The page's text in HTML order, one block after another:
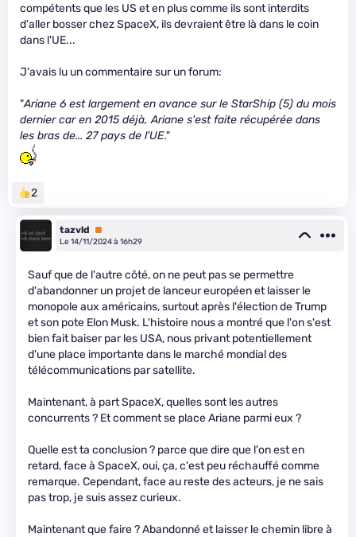
compétents que les US et en plus comme ils sont interdits
d'aller bosser chez SpaceX, ils devraient être là dans le coin
dans l'UE...
J'avais lu un commentaire sur un forum:
"Ariane 6 est largement en avance sur le StarShip (5) du mois
dernier car en 2015 déjà, Ariane s'est faite récupérée dans
les bras de... 27 pays de l'UE."
2
tazvld
Premium
Le 14/11/2024 à 16h29
Sauf que de l'autre côté, on ne peut pas se permettre
d'abandonner un projet de lanceur européen et laisser le
monopole aux américains, surtout après l'élection de Trump
et son pote Elon Musk. L'histoire nous a montré que l'on s'est
bien fait baiser par les USA, nous privant potentiellement
d'une place importante dans le marché mondial des
télécommunications par satellite.
Maintenant, à part SpaceX, quelles sont les autres
concurrents ? Et comment se place Ariane parmi eux ?
Quelle est ta conclusion ? parce que dire que l'on est en
retard, face à SpaceX, oui, ça, c'est peu réchauffé comme
remarque. Cependant, face au reste des acteurs, je ne sais
pas trop, je suis assez curieux.
Maintenant que faire ? Abandonné et laisser le chemin libre à